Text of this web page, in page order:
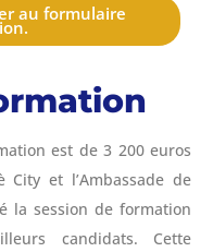
au formulaire
est de 3 200 euros
City et l’Ambassade de
la session de formation
candidats. Cette